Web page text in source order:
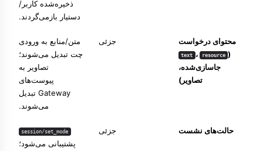
ذخیره‌شده کاربر/
دستیار بازمی‌گردند.
محتوای درخواست
(
text ، resource
جاسازی‌شده،
تصاویر)
جزئی
متن/منابع به ورودی
چت تبدیل می‌شوند؛
تصاویر به
پیوست‌های
Gateway تبدیل
می‌شوند.
حالت‌های نشست جزئی session/set_mode
پشتیبانی می‌شود؛